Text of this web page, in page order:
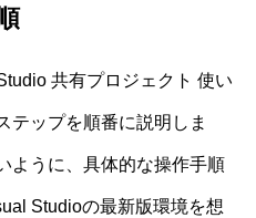
共有プロジェクト 使い
テップを順番に説明しま
ように、具体的な操作手順
Studioの最新版環境を想